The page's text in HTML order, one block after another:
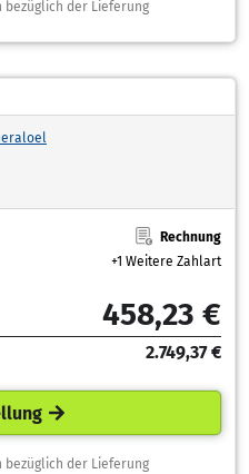
der Lieferung
Rechnung
+1 Weitere Zahlart
458,23 €
2.749,37 €
bezüglich der Lieferung